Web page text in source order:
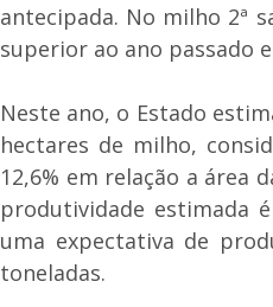
antecipada. No milho 2ª
superior ao ano passado
Neste ano, o Estado
hectares de milho,
12,6% em relação a área
produtividade estimada
uma expectativa de
toneladas.